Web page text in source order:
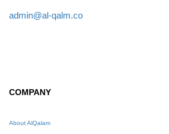
admin@al-qalm.co
COMPANY
About AlQalam